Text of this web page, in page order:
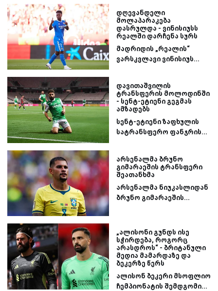
დღევანდელი
მოლაპარაკება
დასრულდა - ვინისიუსს
რეალში დარჩენა სურს
მადრიდის „რეალის“
ვარსკვლავი ვინისიუს...
დავითაშვილის
ტრანსფერის მოლოდინში
- სენტ-ეტიენი გეგმას
ამზადებს
სენტ-ეტიენი ზაფხულის
სატრანსფერო ფანჯრის...
არსენალმა ბრუნო
გიმარაეშის ტრანსფერი
შეათანხმა
არსენალმა ნიუკასლიდან
ბრუნო გიმარაეშის...
„ალისონი გუნდს ისე
სჭირდება, როგორც
არასდროს“ - ბრიტანული
მედია მამარდაზე და
ბეკერზე წერს
ალისონ ბეკერი მსოფლიო
ჩემპიონატის შემდგომი...